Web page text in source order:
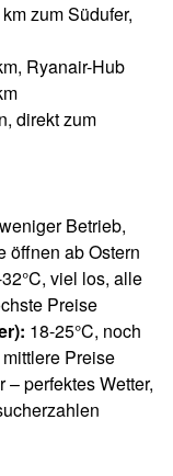
zum Südufer,
Ryanair-Hub
direkt zum
Betrieb,
öffnen ab Ostern
viel los, alle
Preise
18-25°C, noch
Preise
perfektes Wetter,